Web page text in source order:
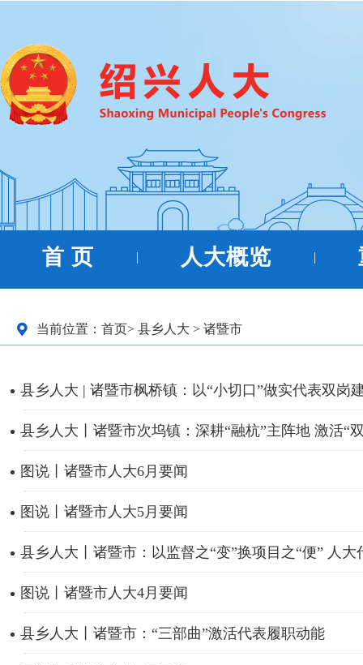
首 页 | 人大概览 |
当前位置： 首页> 县乡人大 > 诸暨市
县乡人大 | 诸暨市枫桥镇：以“小切口”做实代表双岗
县乡人大丨诸暨市次坞镇：深耕“融杭”主阵地 激活“
图说丨诸暨市人大6月要闻
图说丨诸暨市人大5月要闻
县乡人大丨诸暨市：以监督之“变”换项目之“便” 人大
图说丨诸暨市人大4月要闻
县乡人大丨诸暨市：“三部曲”激活代表履职动能